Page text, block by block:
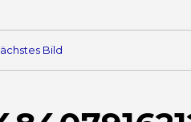
Bild